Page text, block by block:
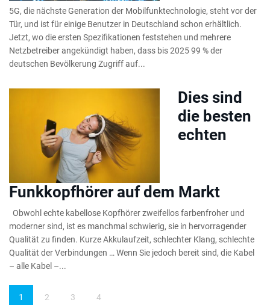
5G, die nächste Generation der Mobilfunktechnologie, steht vor der
Tür, und ist für einige Benutzer in Deutschland schon erhältlich.
Jetzt, wo die ersten Spezifikationen feststehen und mehrere
Netzbetreiber angekündigt haben, dass bis 2025 99 % der
deutschen Bevölkerung Zugriff auf...
Dies sind
die besten
echten
Funkkopfhörer auf dem Markt
Obwohl echte kabellose Kopfhörer zweifellos farbenfroher und
moderner sind, ist es manchmal schwierig, sie in hervorragender
Qualität zu finden. Kurze Akkulaufzeit, schlechter Klang, schlechte
Qualität der Verbindungen … Wenn Sie jedoch bereit sind, die Kabel
– alle Kabel –...
1 2 3 4